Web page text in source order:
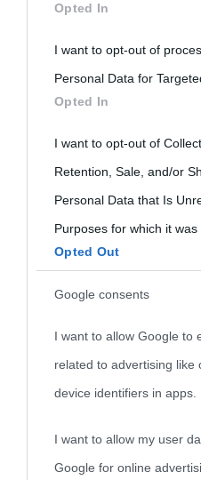
disclose it to other third
Please note that this website/
services and may gather and
not limited to your visit or
grant or deny consent to
use your data for below
consent section.
Opted In
I want to opt-out of
Personal Data for
Opted In
I want to opt-out of
Retention, Sale, and/or
Personal Data that Is
Purposes for which it was
Opted Out
Google consents
I want to allow Google to
related to advertising like
device identifiers in apps.
I want to allow my user
Google for online
visitate
Indice dei nomi
Che
Film
Aforismi